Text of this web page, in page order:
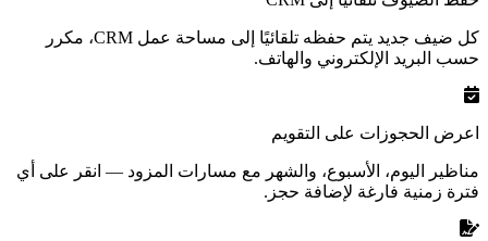
كل ضيف جديد يتم حفظه تلقائيًا إلى مساحة عمل CRM، مكرر
حسب البريد الإلكتروني والهاتف.
اعرض الحجوزات على التقويم
مناظير اليوم، الأسبوع، والشهر مع مسارات المزود — انقر على أي
فترة زمنية فارغة لإضافة حجز.